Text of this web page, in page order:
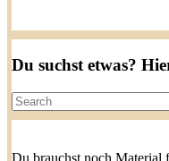
Du suchst etwas?
Search:
Du brauchst noch Material